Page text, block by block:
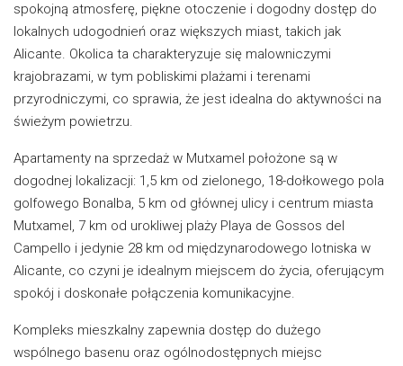
spokojną atmosferę, piękne otoczenie i dogodny dostęp do
lokalnych udogodnień oraz większych miast, takich jak
Alicante. Okolica ta charakteryzuje się malowniczymi
krajobrazami, w tym pobliskimi plażami i terenami
przyrodniczymi, co sprawia, że jest idealna do aktywności na
świeżym powietrzu.
Apartamenty na sprzedaż w Mutxamel położone są w
dogodnej lokalizacji: 1,5 km od zielonego, 18-dołkowego pola
golfowego Bonalba, 5 km od głównej ulicy i centrum miasta
Mutxamel, 7 km od urokliwej plaży Playa de Gossos del
Campello i jedynie 28 km od międzynarodowego lotniska w
Alicante, co czyni je idealnym miejscem do życia, oferującym
spokój i doskonałe połączenia komunikacyjne.
Kompleks mieszkalny zapewnia dostęp do dużego
wspólnego basenu oraz ogólnodostępnych miejsc